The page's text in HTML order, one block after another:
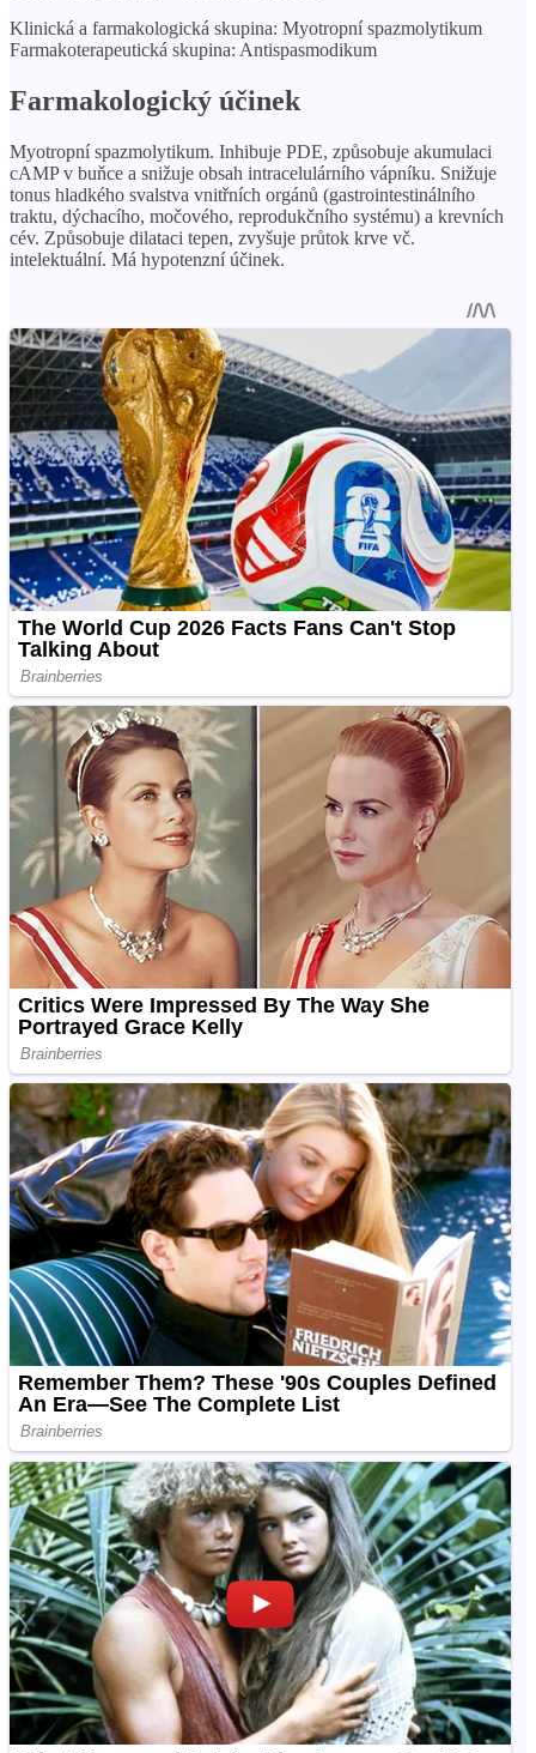
Klinická a farmakologická skupina: Myotropní spazmolytikum
Farmakoterapeutická skupina: Antispasmodikum
Farmakologický účinek
Myotropní spazmolytikum. Inhibuje PDE, způsobuje akumulaci
cAMP v buňce a snižuje obsah intracelulárního vápníku. Snižuje
tonus hladkého svalstva vnitřních orgánů (gastrointestinálního
traktu, dýchacího, močového, reprodukčního systému) a krevních
cév. Způsobuje dilataci tepen, zvyšuje průtok krve vč.
intelektuální. Má hypotenzní účinek.